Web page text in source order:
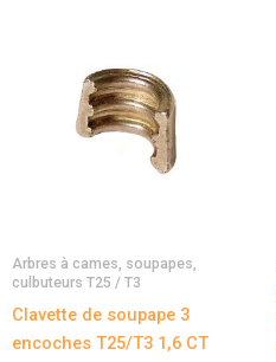
Arbres à cames, soupapes,
culbuteurs T25 / T3
Clavette de soupape 3
encoches T25/T3 1,6 CT